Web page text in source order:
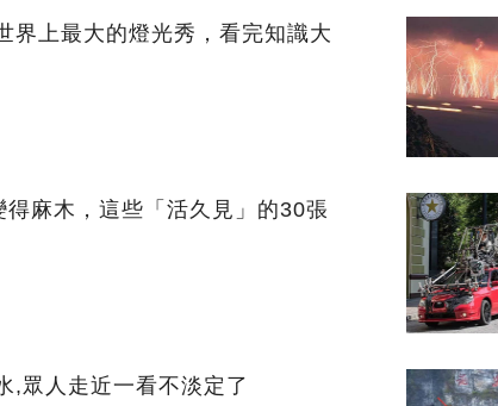
界上最大的燈光秀，看完知識大
麻木，這些「活久見」的30張
,眾人走近一看不淡定了